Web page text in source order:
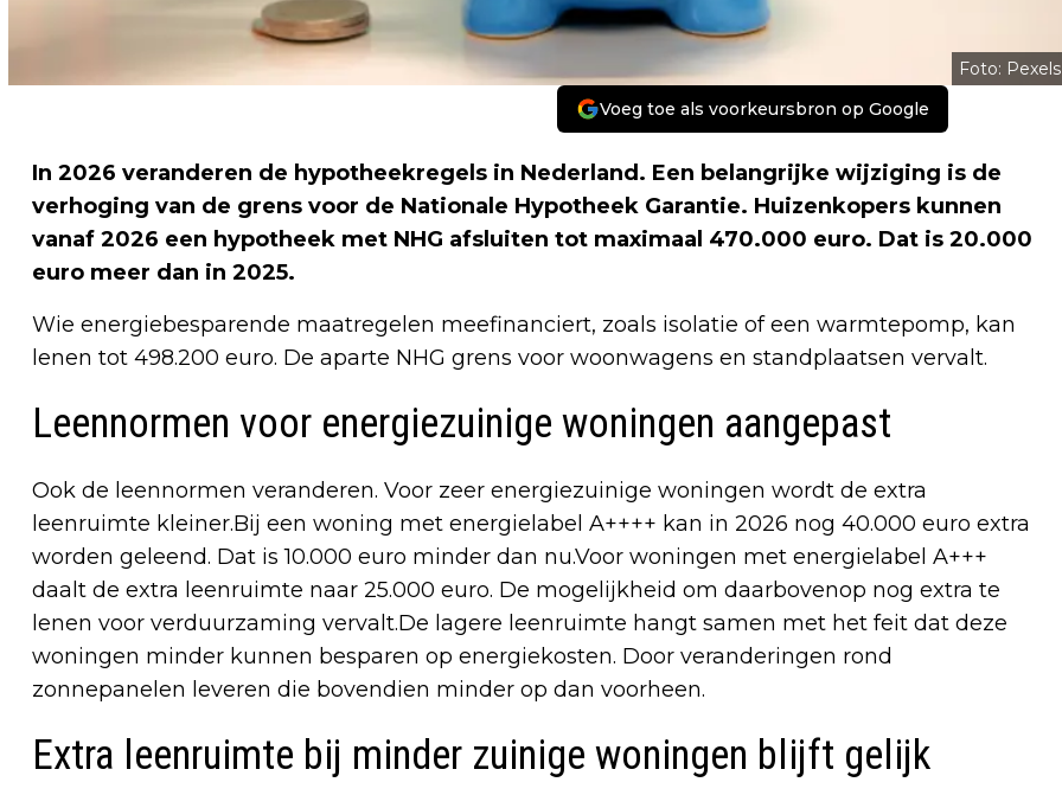
Foto: Pexels
Voeg toe als voorkeursbron op Google
In 2026 veranderen de hypotheekregels in Nederland. Een belangrijke wijziging is de
verhoging van de grens voor de Nationale Hypotheek Garantie. Huizenkopers kunnen
vanaf 2026 een hypotheek met NHG afsluiten tot maximaal 470.000 euro. Dat is 20.000
euro meer dan in 2025.
Wie energiebesparende maatregelen meefinanciert, zoals isolatie of een warmtepomp, kan
lenen tot 498.200 euro. De aparte NHG grens voor woonwagens en standplaatsen vervalt.
Leennormen voor energiezuinige woningen aangepast
Ook de leennormen veranderen. Voor zeer energiezuinige woningen wordt de extra
leenruimte kleiner.Bij een woning met energielabel A++++ kan in 2026 nog 40.000 euro extra
worden geleend. Dat is 10.000 euro minder dan nu.Voor woningen met energielabel A+++
daalt de extra leenruimte naar 25.000 euro. De mogelijkheid om daarbovenop nog extra te
lenen voor verduurzaming vervalt.De lagere leenruimte hangt samen met het feit dat deze
woningen minder kunnen besparen op energiekosten. Door veranderingen rond
zonnepanelen leveren die bovendien minder op dan voorheen.
Extra leenruimte bij minder zuinige woningen blijft gelijk